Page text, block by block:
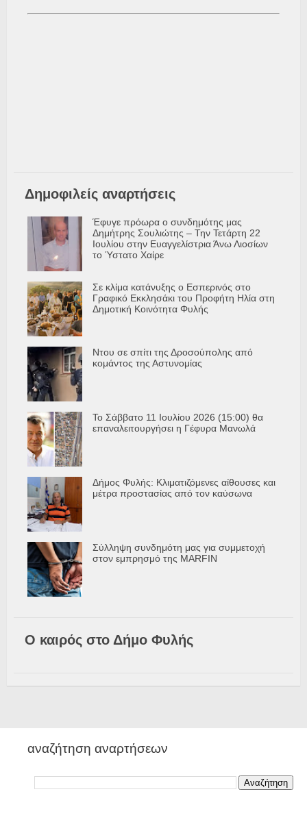
Δημοφιλείς αναρτήσεις
Έφυγε πρόωρα ο συνδημότης μας
Δημήτρης Σουλιώτης – Την Τετάρτη 22
Ιουλίου στην Ευαγγελίστρια Άνω Λιοσίων
το Ύστατο Χαίρε
Σε κλίμα κατάνυξης ο Εσπερινός στο
Γραφικό Εκκλησάκι του Προφήτη Ηλία στη
Δημοτική Κοινότητα Φυλής
Ντου σε σπίτι της Δροσούπολης από
κομάντος της Αστυνομίας
Το Σάββατο 11 Ιουλίου 2026 (15:00) θα
επαναλειτουργήσει η Γέφυρα Μανωλά
Δήμος Φυλής: Κλιματιζόμενες αίθουσες και
μέτρα προστασίας από τον καύσωνα
Σύλληψη συνδημότη μας για συμμετοχή
στον εμπρησμό της MARFIN
Ο καιρός στο Δήμο Φυλής
αναζήτηση αναρτήσεων